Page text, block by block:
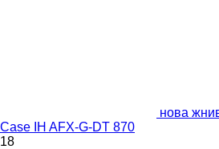
нова
Case IH AFX-G-DT 870
18